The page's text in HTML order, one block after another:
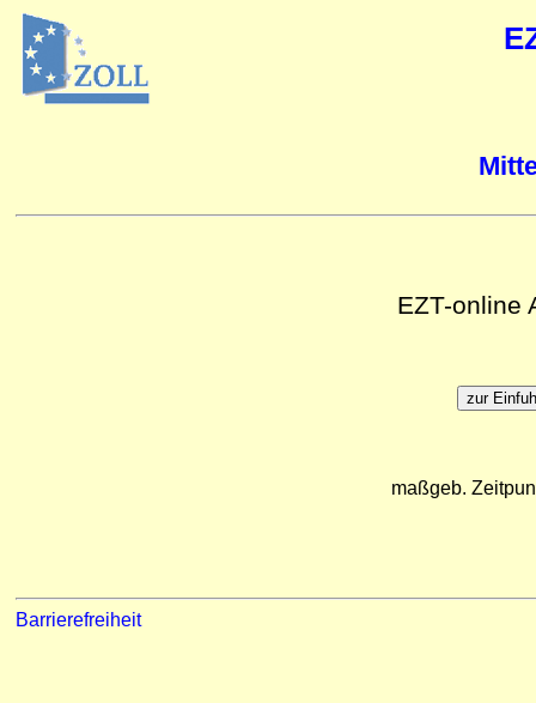
EZT-online
maßgeb.
Barrierefreiheit